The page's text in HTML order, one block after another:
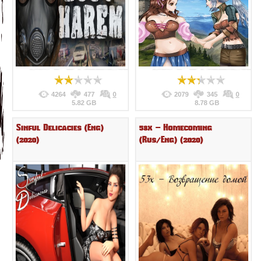
4264 477
0
5.82 GB
2079 345
0
8.78 GB
Sinful Delicacies (Eng)
(2020)
53x – Homecoming
(Rus/Eng) (2020)